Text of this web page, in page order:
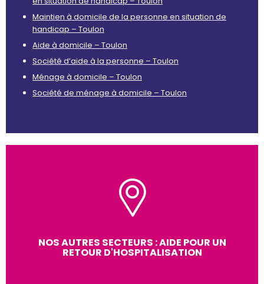
Maintien à domicile de la personne en situation de
handicap – Toulon
Aide à domicile – Toulon
Société d’aide à la personne – Toulon
Ménage à domicile – Toulon
Société de ménage à domicile – Toulon
NOS AUTRES SECTEURS : AIDE POUR UN
RETOUR D'HOSPITALISATION